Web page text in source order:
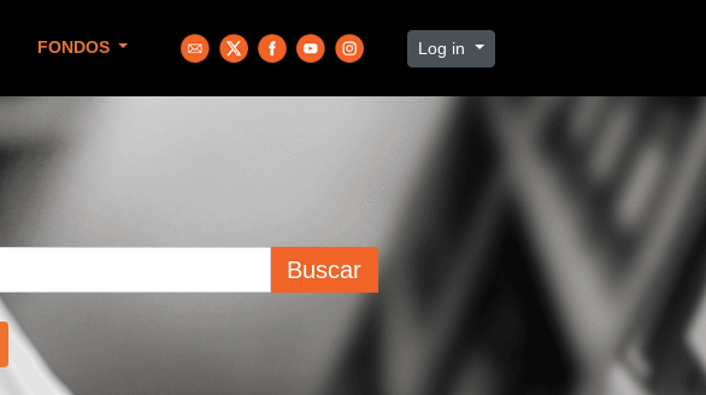
FONDOS Log in
Buscar